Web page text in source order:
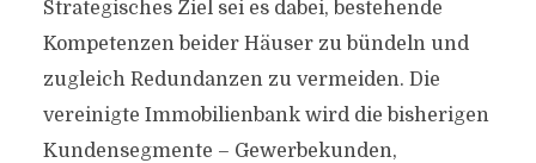
Strategisches Ziel sei es dabei, bestehende
Kompetenzen beider Häuser zu bündeln und
zugleich Redundanzen zu vermeiden. Die
vereinigte Immobilienbank wird die bisherigen
Kundensegmente – Gewerbekunden,